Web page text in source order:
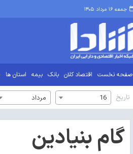
جمعه ۱۶ مرداد ۱۴۰۵
صفحه نخست اقتصاد کلان بانک بیمه استان ها
تاریخ 16 مرداد
گام بنیادین